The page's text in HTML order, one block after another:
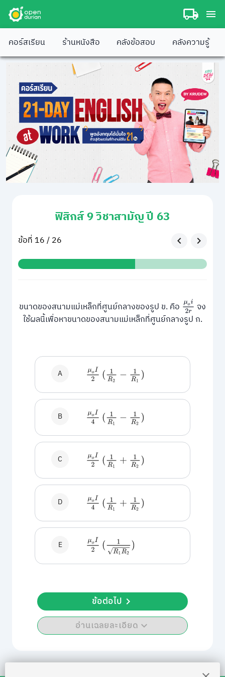
คอร์สเรียน ร้านหนังสือ คลังข้อสอบ คลังความรู้
ฟิสิกส์ 9 วิชาสามัญ ปี 63
ข้อที่ 16 / 26
ขนาดของสนามแม่เหล็กที่ศูนย์กลางของรูป ข. คือ μoi2r
จง
ใช้ผลนี้เพื่อหาขนาดของสนามแม่เหล็กที่ศูนย์กลางรูป ก.
A μoI2(1R2 −1 R1)
B μoI4(1R1 −1 R2)
C μoI2(1R1 +1 R2)
D μoI4(1R1 +1 R2)
E μoI2(1R1R2)
อ่านเฉลยละเอียด
ข้อต่อไป